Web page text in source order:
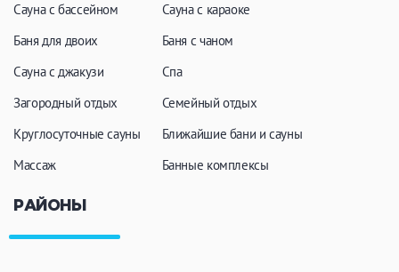
Сауна с бассейном
Баня для двоих
Сауна с джакузи
Загородный отдых
Круглосуточные сауны
Массаж
Сауна с караоке
Баня с чаном
Спа
Семейный отдых
Ближайшие бани и сауны
Банные комплексы
РАЙОНЫ